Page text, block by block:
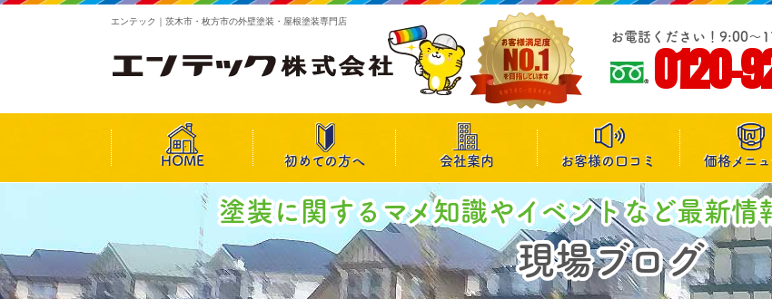
エンテック｜茨木市・枚方市の外壁塗装・屋根塗装専門店
お電話ください！9:00～
0120-
HOME 初めての方へ 会社案内 お客様の口コミ 価格メニ
塗装に関するマメ知識やイベントなど最新情
現場ブログ